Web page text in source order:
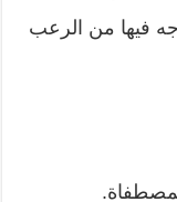
فيها من الرعب